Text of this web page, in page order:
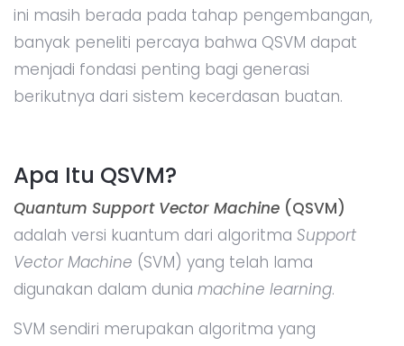
ini masih berada pada tahap pengembangan,
banyak peneliti percaya bahwa QSVM dapat
menjadi fondasi penting bagi generasi
berikutnya dari sistem kecerdasan buatan.
Apa Itu QSVM?
Quantum Support Vector Machine (QSVM)
adalah versi kuantum dari algoritma Support
Vector Machine (SVM) yang telah lama
digunakan dalam dunia machine learning.
SVM sendiri merupakan algoritma yang